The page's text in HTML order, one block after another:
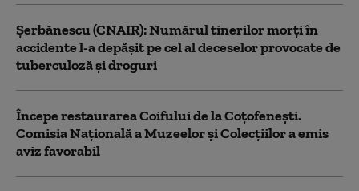
Şerbănescu (CNAIR): Numărul tinerilor morţi în
accidente l-a depăşit pe cel al deceselor provocate de
tuberculoză şi droguri
Începe restaurarea Coifului de la Coțofenești.
Comisia Naţională a Muzeelor şi Colecţiilor a emis
aviz favorabil